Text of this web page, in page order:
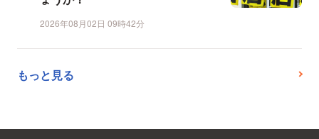
2026年08月02日 09時42分
もっと見る